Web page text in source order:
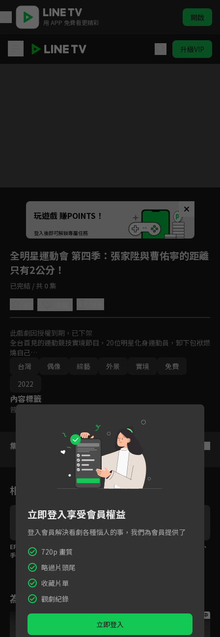
用 APP 免費看更精彩 開啟
升級VIP
Unmute
玩遊戲 賺POINTS！
登入後即可解鎖專屬任務
全明星運動會 第四季 ：張家陞與曹佑寧的距離
只有2公分！
已完結 / 共 0 集
此戲劇因授權到期，已下架
全台首見的運動競技實境節目，20位明星化身運動員，卸下包袱燃
燒自己…
台灣
偶像 綜藝 外景 實境
免費
2022
內容標籤
普遍級
集數列表
相關花絮
EP14預告：黃VS.藍 放
手一博！除了得分，防
守也是付出！
跨欄王者登場！Zing、
為您推薦
跟播中 跟播中 跟播中
立即登入享受會員權益
登入會員解決看劇各種惱人的事，我們為會員提供了
720p 畫質
略過片頭尾
收藏片單
觀劇紀錄
立即登入